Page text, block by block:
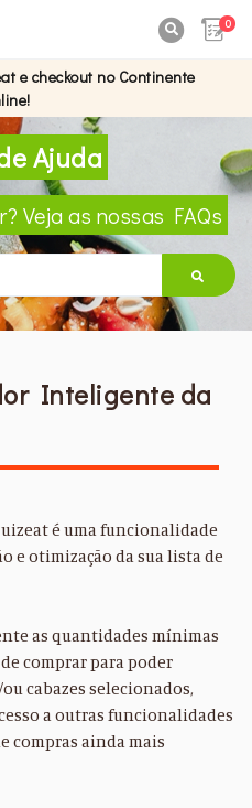
0
e checkout no Continente
Ajuda
Veja as nossas FAQs
Inteligente da
é uma funcionalidade
e otimização da sua lista de
as quantidades mínimas
comprar para poder
cabazes selecionados,
a outras funcionalidades
compras ainda mais